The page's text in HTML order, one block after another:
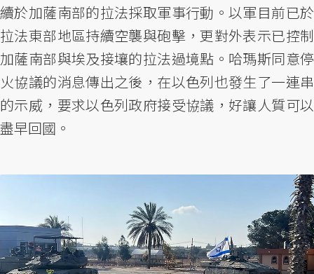
續於加薩南部的拉法採取軍事行動。以軍目前已於
拉法東部地區持續空襲與砲擊，更對外表示已控制
加薩南部與埃及接壤的拉法過境點。哈瑪斯同意停
火協議的消息傳出之後，在以色列也發生了一連串
的示威，要求以色列政府接受協議，好讓人質可以
盡早回國。